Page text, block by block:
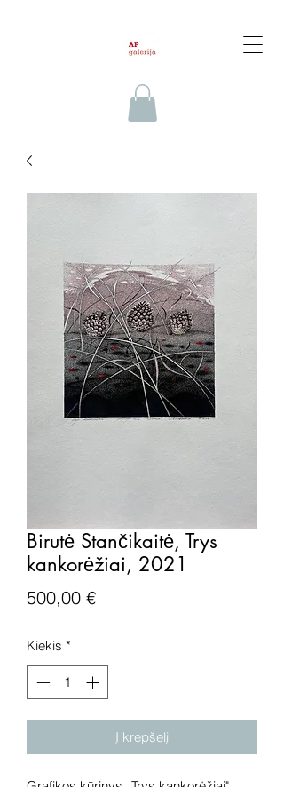
Birutė Stančikaitė, Trys
kankorėžiai, 2021
500,00 €Price
Kiekis *
Į krepšelį
Grafikos kūrinys „Trys kankorėžiai",